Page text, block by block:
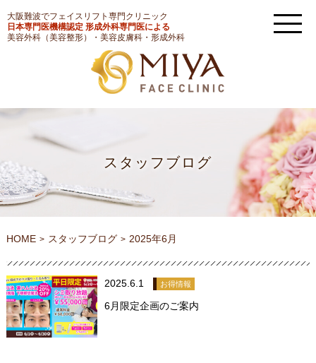
大阪難波でフェイスリフト専門クリニック
日本専門医機構認定 形成外科専門医による
美容外科（美容整形）・美容皮膚科・形成外科
スタッフブログ
HOME スタッフブログ 2025年6月
2025.6.1 お得情報
6月限定企画のご案内